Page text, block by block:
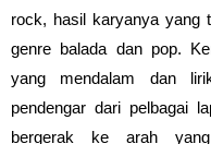
rock, hasil karyanya yang
genre balada dan pop.
yang mendalam dan
pendengar dari pelbagai
bergerak ke arah